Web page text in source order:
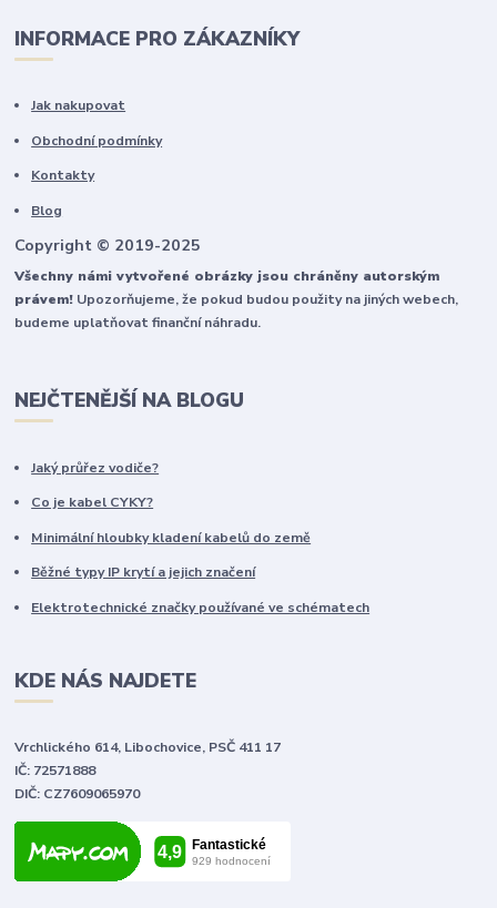
INFORMACE PRO ZÁKAZNÍKY
Jak nakupovat
Obchodní podmínky
Kontakty
Blog
Copyright © 2019-2025
Všechny námi vytvořené obrázky jsou chráněny autorským
právem! Upozorňujeme, že pokud budou použity na jiných webech,
budeme uplatňovat finanční náhradu.
NEJČTENĚJŠÍ NA BLOGU
Jaký průřez vodiče?
Co je kabel CYKY?
Minimální hloubky kladení kabelů do země
Běžné typy IP krytí a jejich značení
Elektrotechnické značky používané ve schématech
KDE NÁS NAJDETE
Vrchlického 614, Libochovice, PSČ 411 17
IČ: 72571888
DIČ: CZ7609065970